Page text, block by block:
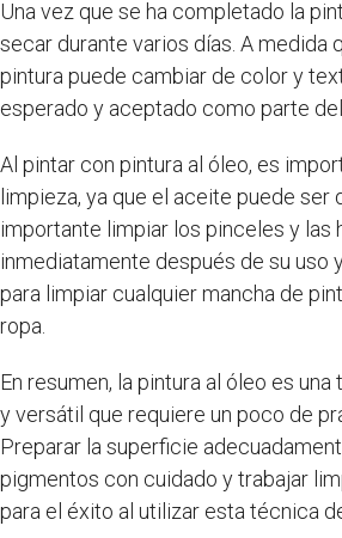
Una vez que se ha completado la
secar durante varios días. A medida
pintura puede cambiar de color y
esperado y aceptado como parte
Al pintar con pintura al óleo, es
limpieza, ya que el aceite puede ser
importante limpiar los pinceles y las
inmediatamente después de su uso
para limpiar cualquier mancha de
ropa.
En resumen, la pintura al óleo es
y versátil que requiere un poco de
Preparar la superficie
pigmentos con cuidado y trabajar
para el éxito al utilizar esta técnica